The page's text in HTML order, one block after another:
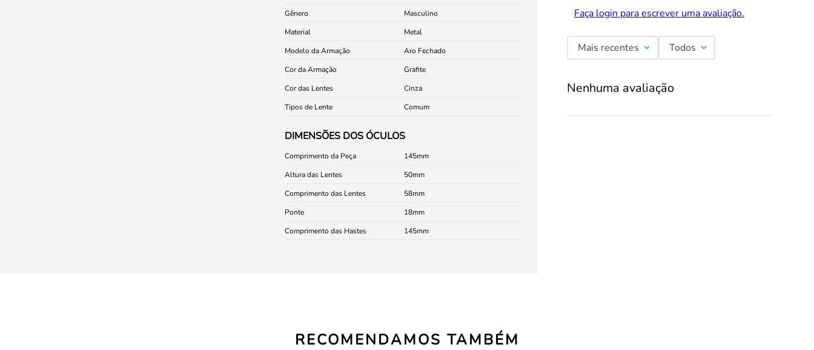
Gênero
Masculino
Material
Metal
Modelo da Armação
Aro Fechado
Cor da Armação
Grafite
Cor das Lentes
Cinza
Tipos de Lente
Comum
DIMENSÕES DOS ÓCULOS
Comprimento da Peça
145
Altura das Lentes
50
Comprimento das Lentes
58
Ponte
18
Comprimento das Hastes
145
Faça login para escrever uma avaliação.
Mais recentes Todos
Nenhuma avaliação
RECOMENDAMOS TAMBÉM